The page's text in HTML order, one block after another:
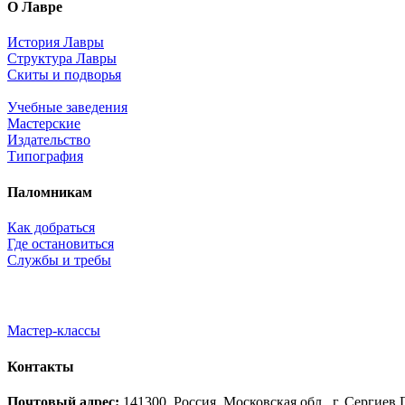
О Лавре
История Лавры
Структура Лавры
Скиты и подворья
Учебные заведения
Мастерские
Издательство
Типография
Паломникам
Как добраться
Где остановиться
Службы и требы
Мастер-классы
Контакты
Почтовый адрес: 141300, Россия, Московская обл., г.